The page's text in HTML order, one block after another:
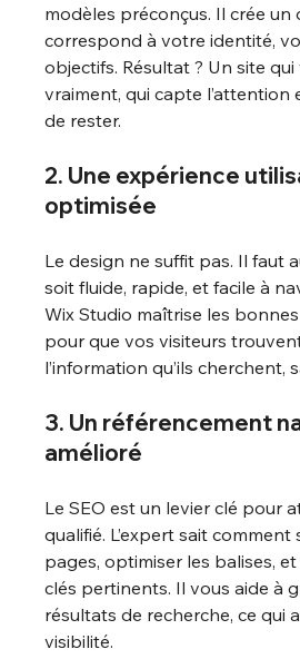
modèles préconçus. Il crée un
correspond à votre identité,
objectifs. Résultat ? Un site
vraiment, qui capte l’attention
de rester.
2. Une expérience
optimisée
Le design ne suffit pas. Il faut
soit fluide, rapide, et facile à
Wix Studio maîtrise les
pour que vos visiteurs
l’information qu’ils cherchent,
3. Un référencement
amélioré
Le SEO est un levier clé pour
qualifié. L’expert sait
pages, optimiser les balises,
clés pertinents. Il vous aide à
résultats de recherche, ce qui
visibilité.